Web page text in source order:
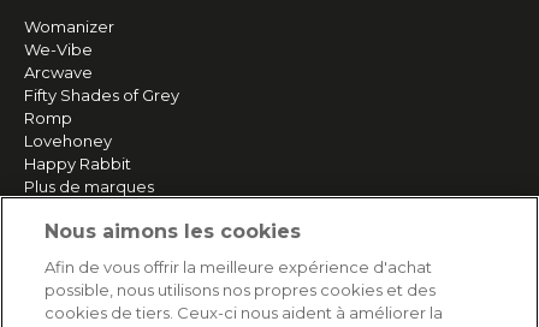
Womanizer
We-Vibe
Arcwave
Fifty Shades of Grey
Romp
Lovehoney
Happy Rabbit
Plus de marques
SERVICE
Livraison rapide et gratuite
Nous aimons les cookies
Afin de vous offrir la meilleure expérience d'achat
possible, nous utilisons nos propres cookies et des
cookies de tiers. Ceux-ci nous aident à améliorer la